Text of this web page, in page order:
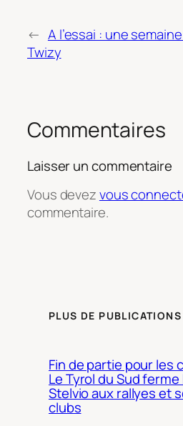
← A l’essai : une
Twizy
Commentaires
Laisser un commentaire
Vous devezvous
commentaire.
PLUS DE PUBLICATIONS
Fin de partie pour les
Le Tyrol du Sud ferme
Stelvio aux rallyes et
clubs